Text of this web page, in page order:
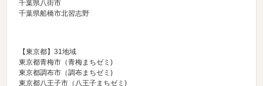
千葉県八街市
千葉県船橋市北習志野
【東京都】31地域
東京都青梅市（青梅まちゼミ)
東京都調布市（調布まちゼミ)
東京都八王子市（ 八王子まちゼミ)